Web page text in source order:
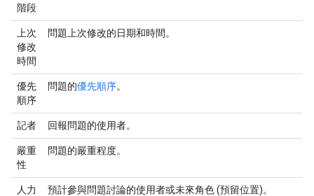
階段
上次
修改
時間
問題上次修改的日期和時間。
優先
順序
問題的優先順序。
記者 回報問題的使用者。
嚴重
性
問題的嚴重程度。
人力
預計參與問題討論的使用者或未來角色 (預留位置)。